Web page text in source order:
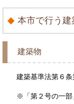
本市で行う
建築物
建築基準法第６条
※「第２号の一部」